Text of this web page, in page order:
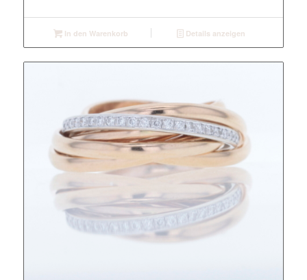
In den Warenkorb Details anzeigen